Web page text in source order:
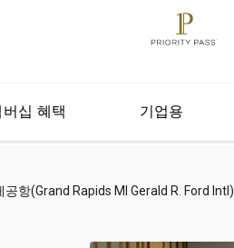
버십 혜택 기업용
항(Grand Rapids MI Gerald R. Ford Intl)